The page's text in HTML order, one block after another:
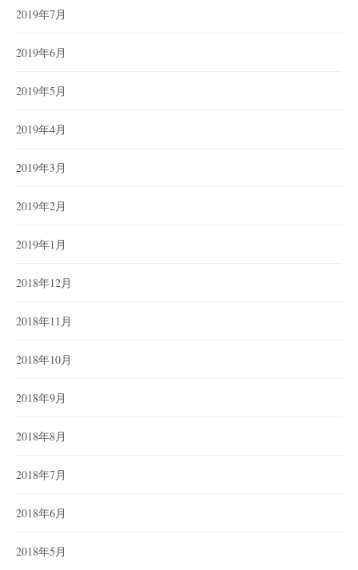
2019年7月
2019年6月
2019年5月
2019年4月
2019年3月
2019年2月
2019年1月
2018年12月
2018年11月
2018年10月
2018年9月
2018年8月
2018年7月
2018年6月
2018年5月